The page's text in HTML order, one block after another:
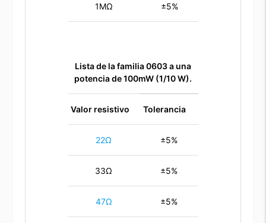
1MΩ ±5%
Lista de la familia 0603 a una
potencia de 100mW (1/10 W).
Valor resistivo Tolerancia
22Ω ±5%
33Ω ±5%
47Ω ±5%